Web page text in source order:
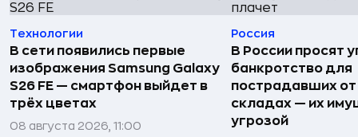
Технологии
В сети появились первые
изображения Samsung Galaxy
S26 FE — смартфон выйдет в
трёх цветах
08 августа 2026, 11:00
Россия
В России просят
банкротство для
пострадавших
складах — их
угрозой